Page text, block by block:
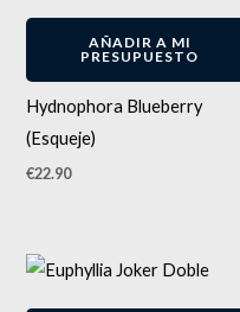
AÑADIR A MI
PRESUPUESTO
Hydnophora Blueberry
(Esqueje)
€22.90